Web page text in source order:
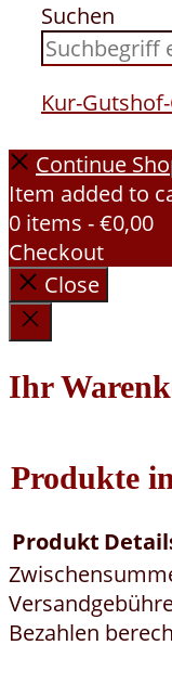
Suchen
Kur-
Continue
Item added to
0 items -€0,00
Checkout
Close
Ihr
Produkte
Produkt
Bezahlen